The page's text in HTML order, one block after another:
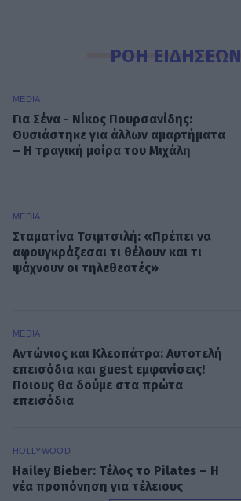
ΡΟΗ ΕΙΔΗΣΕΩΝ
MEDIA
Για Σένα - Νίκος Πουρσανίδης:
Θυσιάστηκε για άλλων αμαρτήματα
– Η τραγική μοίρα του Μιχάλη
MEDIA
Σταματίνα Τσιμτσιλή: «Πρέπει να
αφουγκράζεσαι τι θέλουν και τι
ψάχνουν οι τηλεθεατές»
MEDIA
Αντώνιος και Κλεοπάτρα: Αυτοτελή
επεισόδια και guest εμφανίσεις!
Ποιους θα δούμε στα πρώτα
επεισόδια
HOLLYWOOD
Hailey Bieber: Τέλος το Pilates – Η
νέα προπόνηση για τέλειους